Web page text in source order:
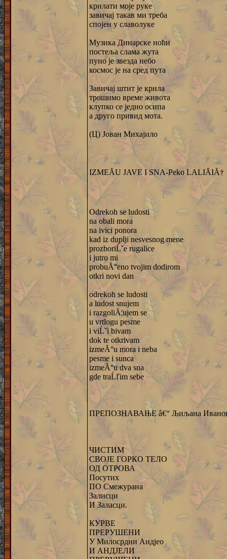
крилати моје руке
завичај такав ми треба
спојен у славолуке
Музика Динарске ноћи
постеља слама жута
пуно је звезда небо
космос је на сред пута
Завичај штит је крила
трошимо време живота
клупко се једно осипа
а друго привид мота.
(Ц) Јован Михајило
IZMEĂU JAVE I SNA-Peko LALIĂIĂ†
Odrekoh se ludosti
na obali mora
na ivici ponora
kad iz duplji nesvesnog mene
prozboriĹˇe rugalice
i jutro mi
probuĂ°eno tvojim dodirom
otkri novi dan
odrekoh se ludosti
a ludost snujem
i razgoliĂ¦ujem se
u vrtlogu pesme
i viĹˇi bivam
dok te otkrivam
izmeĂ°u mora i neba
pesme i sunca
izmeĂ°u dva sna
gde traĹľim sebe
ПРЕПОЗНАВАЊЕ â€“ Љиљана
ЧИСТИМ
СВОЈЕ ГОРКО ТЕЛО
ОД ОТРОВА
Посутих
ПО Смежурана
Залисци
И Заласци.
КУРВЕ
ПРЕРУШЕНИ
У Милосрдни Андјео
И АНДЈЕЛИ